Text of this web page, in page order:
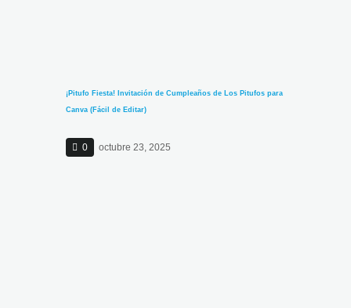
¡Pitufo Fiesta! Invitación de Cumpleaños de Los Pitufos para
Canva (Fácil de Editar)
0 octubre 23, 2025